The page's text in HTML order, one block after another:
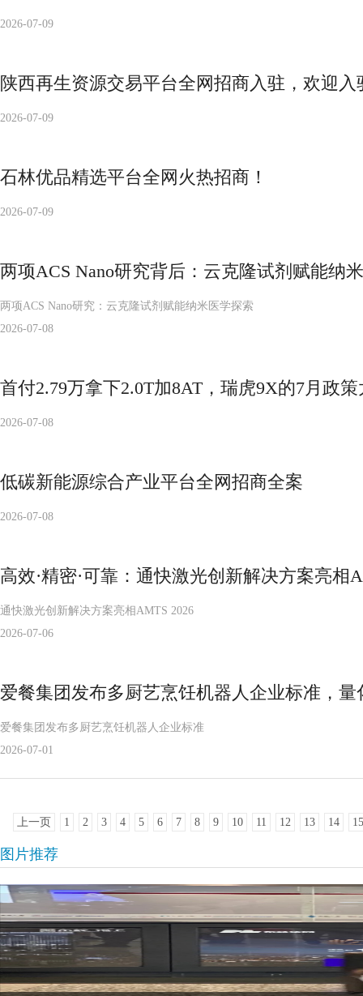
2026-07-09
陕西再生资源交易平台全网招商入驻，欢迎入
2026-07-09
石林优品精选平台全网火热招商！
2026-07-09
两项ACS Nano研究背后：云克隆试剂赋能纳
两项ACS Nano研究：云克隆试剂赋能纳米医学探索
2026-07-08
首付2.79万拿下2.0T加8AT，瑞虎9X的7月政
2026-07-08
低碳新能源综合产业平台全网招商全案
2026-07-08
高效·精密·可靠：通快激光创新解决方案亮相
通快激光创新解决方案亮相AMTS 2026
2026-07-06
爱餐集团发布多厨艺烹饪机器人企业标准，
爱餐集团发布多厨艺烹饪机器人企业标准
2026-07-01
上一页 1 2 3 4 5 6 7 8 9 10 11 12 13 14 15
图片推荐